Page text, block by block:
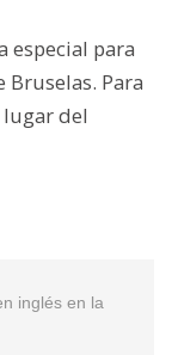
especial para
Para
del
inglés en la